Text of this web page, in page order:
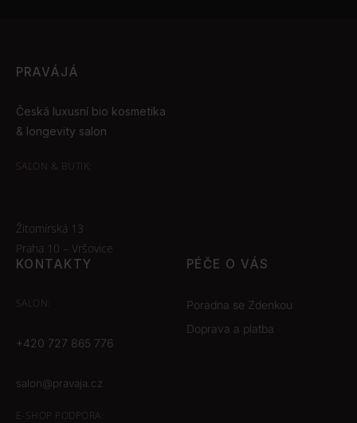
PRAVÁJÁ
Česká luxusní bio kosmetika
& longevity salon
SALON & BUTIK:
Žitomírská 13
Praha 10 – Vršovice
KONTAKTY
SALON:
+420 727 865 776
salon@pravaja.cz
E-SHOP PODPORA:
PÉČE O VÁS
Poradna se Zdenkou
Doprava a platba